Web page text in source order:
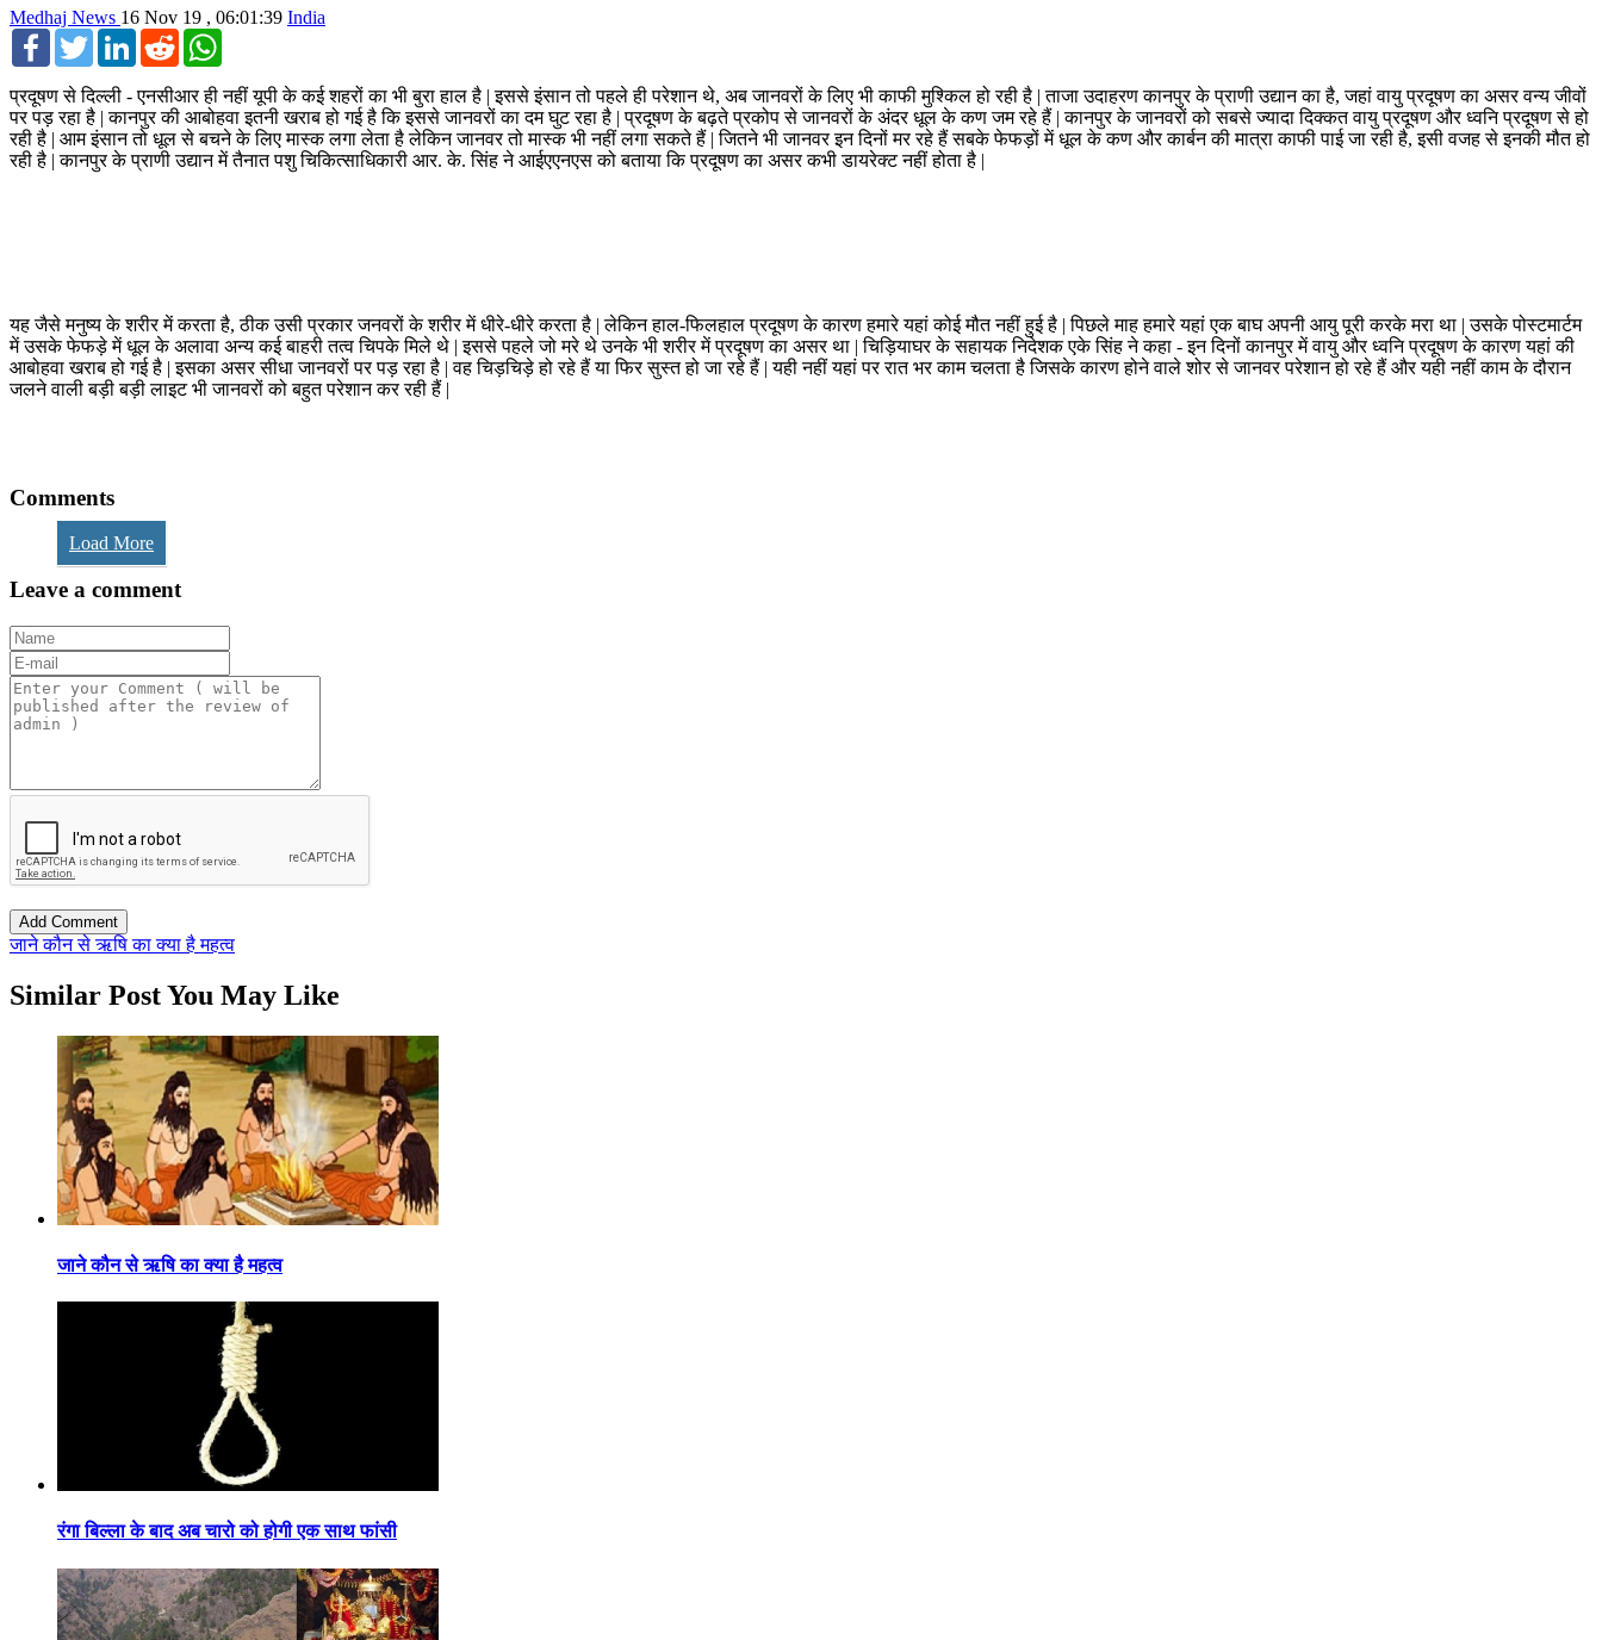
Medhaj News 16 Nov 19 , 06:01:39 India
FacebookTwitterLinkedInReddit
प्रदूषण से दिल्ली - एनसीआर ही नहीं यूपी के कई शहरों का भी बुरा हाल है | इससे इंसान तो पहले ही परेशान थे, अब जानवरों के लिए भी काफी मुश्किल हो रही है | ताजा उदाहरण कानपुर के प्राणी उद्यान का है, जहां वायु प्रदूषण का असर वन्य जीवों
पर पड़ रहा है | कानपुर की आबोहवा इतनी खराब हो गई है कि इससे जानवरों का दम घुट रहा है | प्रदूषण के बढ़ते प्रकोप से जानवरों के अंदर धूल के कण जम रहे हैं | कानपुर के जानवरों को सबसे ज्यादा दिक्कत वायु प्रदूषण और ध्वनि प्रदूषण से हो
रही है | आम इंसान तो धूल से बचने के लिए मास्क लगा लेता है लेकिन जानवर तो मास्क भी नहीं लगा सकते हैं | जितने भी जानवर इन दिनों मर रहे हैं सबके फेफड़ों में धूल के कण और कार्बन की मात्रा काफी पाई जा रही है, इसी वजह से इनकी मौत हो
रही है | कानपुर के प्राणी उद्यान में तैनात पशु चिकित्साधिकारी आर. के. सिंह ने आईएएनएस को बताया कि प्रदूषण का असर कभी डायरेक्ट नहीं होता है |
यह जैसे मनुष्य के शरीर में करता है, ठीक उसी प्रकार जनवरों के शरीर में धीरे-धीरे करता है | लेकिन हाल-फिलहाल प्रदूषण के कारण हमारे यहां कोई मौत नहीं हुई है | पिछले माह हमारे यहां एक बाघ अपनी आयु पूरी करके मरा था | उसके पोस्टमार्टम
में उसके फेफड़े में धूल के अलावा अन्य कई बाहरी तत्व चिपके मिले थे | इससे पहले जो मरे थे उनके भी शरीर में प्रदूषण का असर था | चिड़ियाघर के सहायक निदेशक एके सिंह ने कहा - इन दिनों कानपुर में वायु और ध्वनि प्रदूषण के कारण यहां की
आबोहवा खराब हो गई है | इसका असर सीधा जानवरों पर पड़ रहा है | वह चिड़चिड़े हो रहे हैं या फिर सुस्त हो जा रहे हैं | यही नहीं यहां पर रात भर काम चलता है जिसके कारण होने वाले शोर से जानवर परेशान हो रहे हैं और यही नहीं काम के दौरान
जलने वाली बड़ी बड़ी लाइट भी जानवरों को बहुत परेशान कर रही हैं |
Comments
Load More
Leave a comment
जाने कौन से ऋषि का क्या है महत्व
Similar Post You May Like
जाने कौन से ऋषि का क्या है महत्व
रंगा बिल्ला के बाद अब चारो को होगी एक साथ फांसी